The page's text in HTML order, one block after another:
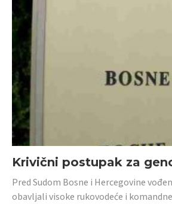
Krivični postupak za
Pred Sudom Bosne i Hercegovine
obavljali visoke rukovodeće i